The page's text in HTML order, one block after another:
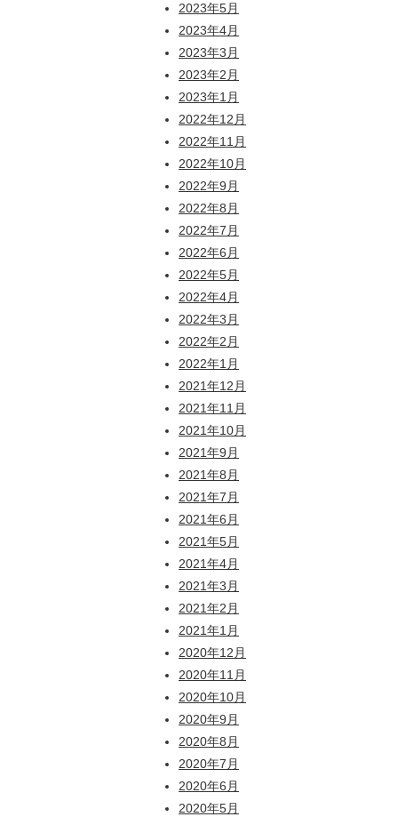
2023年5月
2023年4月
2023年3月
2023年2月
2023年1月
2022年12月
2022年11月
2022年10月
2022年9月
2022年8月
2022年7月
2022年6月
2022年5月
2022年4月
2022年3月
2022年2月
2022年1月
2021年12月
2021年11月
2021年10月
2021年9月
2021年8月
2021年7月
2021年6月
2021年5月
2021年4月
2021年3月
2021年2月
2021年1月
2020年12月
2020年11月
2020年10月
2020年9月
2020年8月
2020年7月
2020年6月
2020年5月